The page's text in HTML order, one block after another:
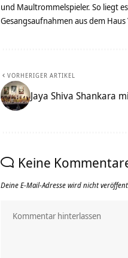
und Maultrommelspieler. So liegt
Gesangsaufnahmen aus dem
VORHERIGER ARTIKEL
Jaya Shiva Shankara
Keine
Deine E-Mail-Adresse wird nicht